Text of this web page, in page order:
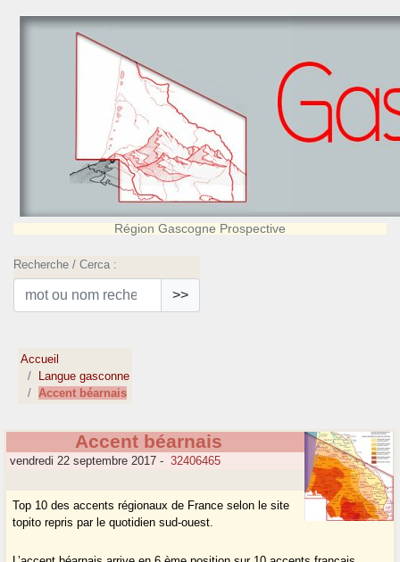
Région Gascogne Prospective
Recherche / Cerca :
>>
Accueil
Langue gasconne
Accent béarnais
Accent béarnais
vendredi 22 septembre 2017 - 32406465
Top 10 des accents régionaux de France selon le site
topito repris par le quotidien sud-ouest.